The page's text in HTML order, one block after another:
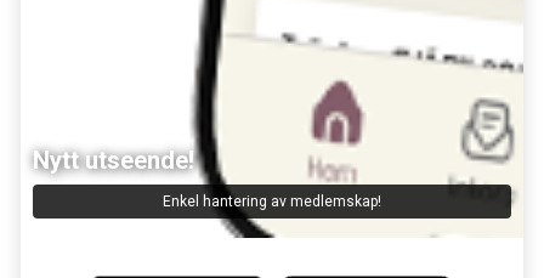
Nytt utseende!
Enkel hantering av medlemskap!
Lagchatt
Kommunicera med ledare och deltagare!